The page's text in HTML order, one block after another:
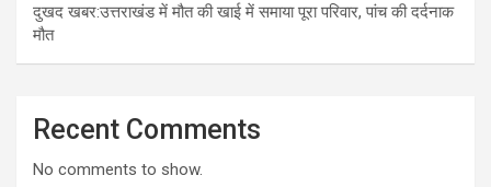
दुखद खबर:उत्तराखंड में मौत की खाई में समाया पूरा परिवार, पांच की दर्दनाक
मौत
Recent Comments
No comments to show.